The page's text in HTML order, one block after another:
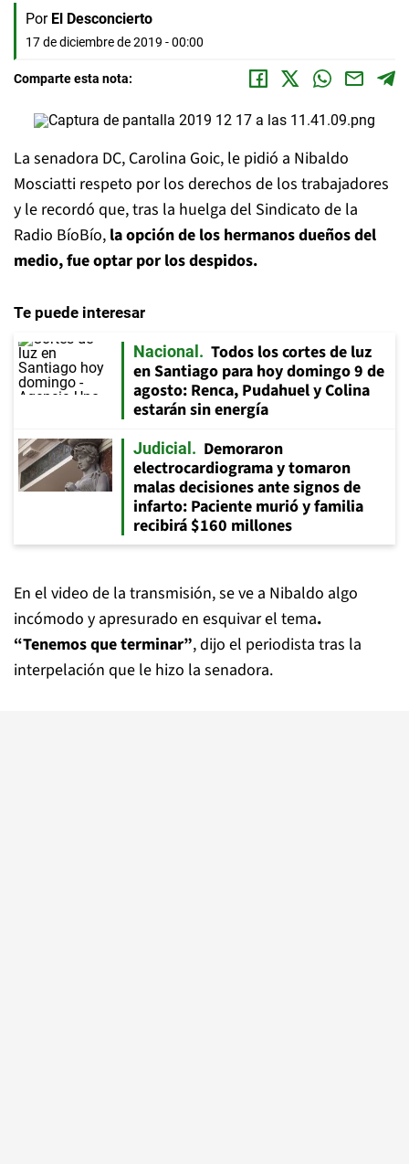
Por El Desconcierto
17 de diciembre de 2019 - 00:00
Comparte esta nota:
La senadora DC, Carolina Goic, le pidió a Nibaldo
Mosciatti respeto por los derechos de los trabajadores
y le recordó que, tras la huelga del Sindicato de la
Radio BíoBío, la opción de los hermanos dueños del
medio, fue optar por los despidos.
Te puede interesar
Nacional
Todos los cortes de luz
en Santiago para hoy domingo 9 de
agosto: Renca, Pudahuel y Colina
estarán sin energía
Judicial
Demoraron
electrocardiograma y tomaron
malas decisiones ante signos de
infarto: Paciente murió y familia
recibirá $160 millones
En el video de la transmisión, se ve a Nibaldo algo
incómodo y apresurado en esquivar el tema.
“Tenemos que terminar”, dijo el periodista tras la
interpelación que le hizo la senadora.